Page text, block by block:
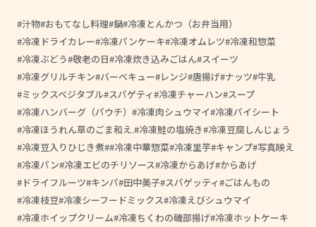
汁物 おもてなし料理 鍋 冷凍とんかつ（お弁当用）
冷凍ドライカレー 冷凍パンケーキ 冷凍オムレツ 冷凍和惣菜
冷凍ぶどう 敬老の日 冷凍炊き込みごはん スイーツ
冷凍グリルチキン バーベキュー レンジ 唐揚げ ナッツ 牛乳
ミックスベジタブル スパゲティ 冷凍チャーハン スープ
冷凍ハンバーグ（パウチ）
冷凍肉シュウマイ 冷凍パイシート
冷凍ほうれん草のごま和え. 冷凍鮭の塩焼き 冷凍豆腐しんじょう
冷凍豆入りひじき煮 #冷凍中華惣菜 冷凍里芋 キャンプ 写真映え
冷凍パン 冷凍エビのチリソース 冷凍からあげ からあげ
ドライフルーツ キンパ 田中美子 スパゲッティ
ごはんもの
冷凍枝豆 冷凍シーフードミックス 冷凍えびシュウマイ
冷凍ホイップクリーム 冷凍ちくわの磯部揚げ 冷凍ホットケーキ